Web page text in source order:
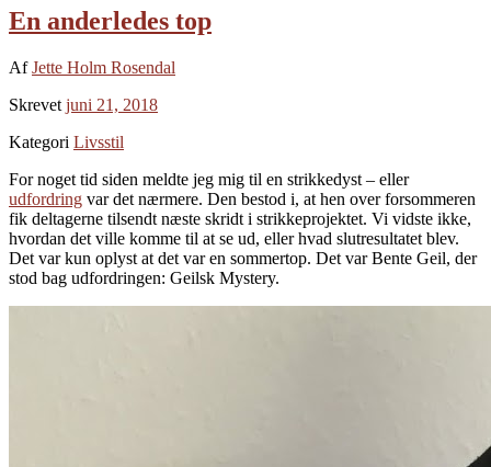
En anderledes top
AfJette Holm Rosendal
Skrevet juni 21, 2018
Kategori Livsstil
For noget tid siden meldte jeg mig til en strikkedyst – eller
udfordring var det nærmere. Den bestod i, at hen over forsommeren
fik deltagerne tilsendt næste skridt i strikkeprojektet. Vi vidste ikke,
hvordan det ville komme til at se ud, eller hvad slutresultatet blev.
Det var kun oplyst at det var en sommertop. Det var Bente Geil, der
stod bag udfordringen: Geilsk Mystery.